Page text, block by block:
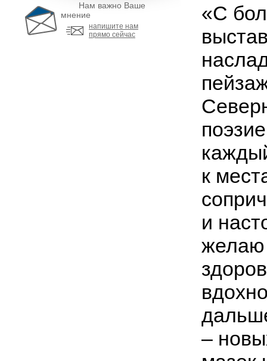
Нам важно Ваше
мнение
напишите нам
прямо сейчас
«С
к
и
желаю
–